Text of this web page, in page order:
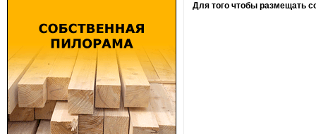
Для того чтобы размещать